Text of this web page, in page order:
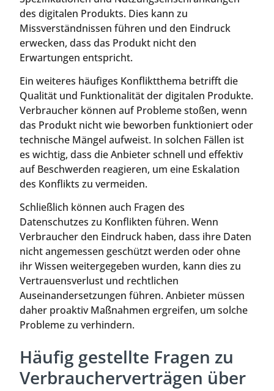
des digitalen Produkts. Dies kann zu
Missverständnissen führen und den Eindruck
erwecken, dass das Produkt nicht den
Erwartungen entspricht.
Ein weiteres häufiges Konfliktthema betrifft die
Qualität und Funktionalität der digitalen Produkte.
Verbraucher können auf Probleme stoßen, wenn
das Produkt nicht wie beworben funktioniert oder
technische Mängel aufweist. In solchen Fällen ist
es wichtig, dass die Anbieter schnell und effektiv
auf Beschwerden reagieren, um eine Eskalation
des Konflikts zu vermeiden.
Schließlich können auch Fragen des
Datenschutzes zu Konflikten führen. Wenn
Verbraucher den Eindruck haben, dass ihre Daten
nicht angemessen geschützt werden oder ohne
ihr Wissen weitergegeben wurden, kann dies zu
Vertrauensverlust und rechtlichen
Auseinandersetzungen führen. Anbieter müssen
daher proaktiv Maßnahmen ergreifen, um solche
Probleme zu verhindern.
Häufig gestellte Fragen zu
Verbraucherverträgen über